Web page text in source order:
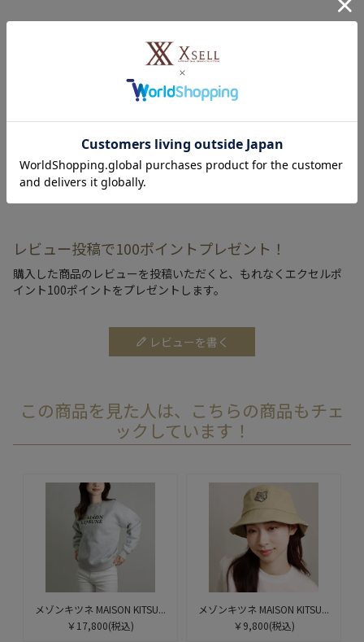
詳しくはこちら
入荷お知らせメールを申し込みいただいても、商品が必ず
しも入荷するとは限りません。予めご了承ください。
レビュー投稿で100ポイントプレゼント！
購入した商品のレビューを投稿いただくと、もれなくエクセルポ
イント100ポイントをプレゼントします。
レビューを書く
この商品を見た人は、こちらの商品もチェ
ックしています！
メゾンキツネ MAISON KITSU...
￥17,800(税込)
メゾンキツネ MAISON KITSU...
￥9,800(税込)